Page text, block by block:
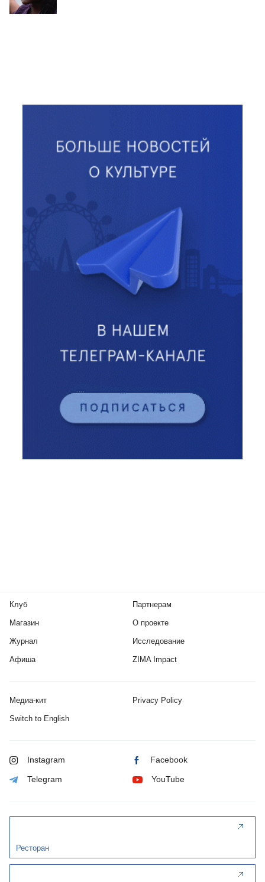
Клуб
Магазин
Журнал
Афиша
Партнерам
О проекте
Исследование
ZIMA Impact
Медиа-кит Privacy Policy
Switch to English
Instagram Facebook
Telegram YouTube
Ресторан